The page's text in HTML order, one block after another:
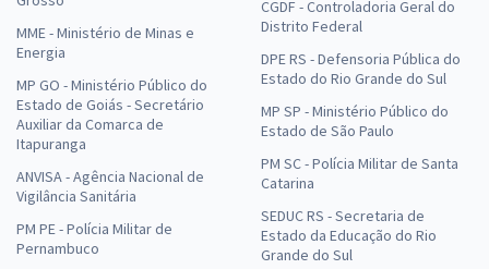
MME - Ministério de Minas e
Energia
MP GO - Ministério Público do
Estado de Goiás - Secretário
Auxiliar da Comarca de
Itapuranga
ANVISA - Agência Nacional de
Vigilância Sanitária
PM PE - Polícia Militar de
Pernambuco
CGDF - Controladoria Geral do
Distrito Federal
DPE RS - Defensoria Pública do
Estado do Rio Grande do Sul
MP SP - Ministério Público do
Estado de São Paulo
PM SC - Polícia Militar de Santa
Catarina
SEDUC RS - Secretaria de
Estado da Educação do Rio
Grande do Sul